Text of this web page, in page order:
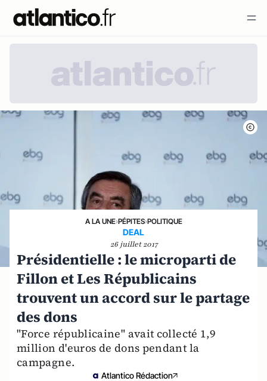
A LA UNE›PÉPITES›POLITIQUE
DEAL
26 juillet 2017
Présidentielle : le microparti de
Fillon et Les Républicains
trouvent un accord sur le partage
des dons
"Force républicaine" avait collecté 1,9
million d'euros de dons pendant la
campagne.
Atlantico Rédaction